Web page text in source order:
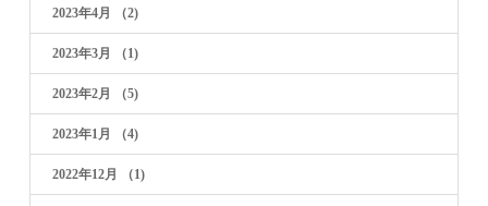
2023年4月 （2)
2023年3月 （1)
2023年2月 （5)
2023年1月 （4)
2022年12月 （1)